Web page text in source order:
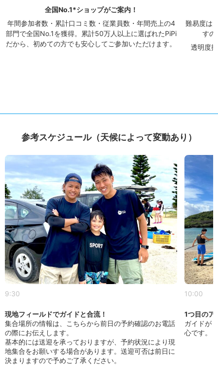
全国No.1*ショップがご案内！
年間参加者数・累計口コミ数・従業員数・年間売上の4
部門で全国No.1を獲得。累計50万人以上に選ばれたPiPi
だから、初めての方でも安心してご参加いただけます。
難易度は
すの
透明度
参考スケジュール（天候によって変動あり）
9:30
現地フィールドでガイドと合流！
集合場所の情報は、こちらから前日の予約確認のお電話
の際にお伝えします。
基本的には送迎を承っておりますが、予約状況により現
地集合をお願いする場合があります。送迎可否は前日に
決まりますので予めご了承ください。
10:00
1つ目のア
ガイドが
心です。